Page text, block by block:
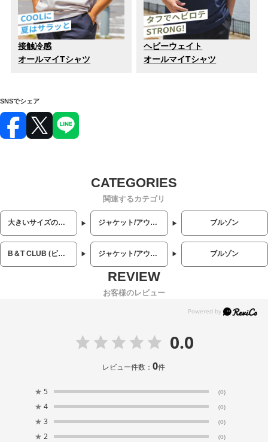
接触冷感
オールマイTシャツ
ヘビーウェイト
オールマイTシャツ
SNSでシェア
関連するカテゴリ
大きいサイズのメンズ服 ジャケット/アウター ブルゾン
B＆T CLUB (ビーアンドティークラブ) ジャケット/アウター ブルゾン
お客様のレビュー
0.0
レビュー件数：0件
★ 5 (0)
★ 4 (0)
★ 3 (0)
★ 2 (0)